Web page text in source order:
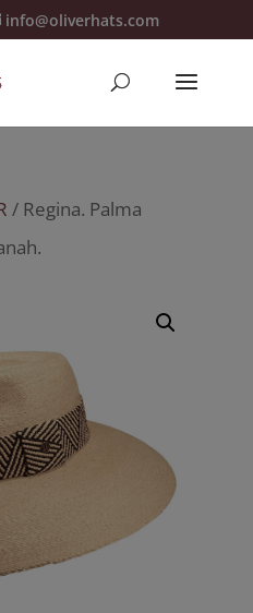
info@oliverhats.com
/ Regina. Palma